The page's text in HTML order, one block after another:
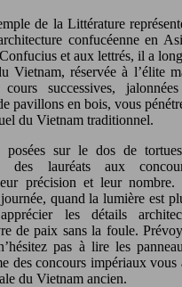
de la Littérature
confucéenne en
et aux lettrés, il a
Vietnam, réservée à l’élite
successives,
pavillons en bois, vous
du Vietnam traditionnel.
sur le dos de
des lauréats aux
précision et leur
quand la lumière est
les détails
de paix sans la foule.
pas à lire les
des concours impériaux vous
du Vietnam ancien.